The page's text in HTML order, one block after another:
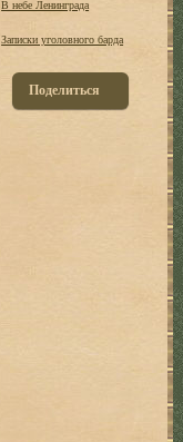
В небе Ленинграда
Записки уголовного барда
Поделиться